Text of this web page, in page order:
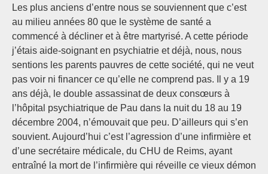
Les plus anciens d’entre nous se souviennent que c’est
au milieu années 80 que le système de santé a
commencé à décliner et à être martyrisé. A cette période
j’étais aide-soignant en psychiatrie et déjà, nous, nous
sentions les parents pauvres de cette société, qui ne veut
pas voir ni financer ce qu’elle ne comprend pas. Il y a 19
ans déjà, le double assassinat de deux consœurs à
l’hôpital psychiatrique de Pau dans la nuit du 18 au 19
décembre 2004, n’émouvait que peu. D’ailleurs qui s’en
souvient. Aujourd’hui c’est l’agression d’une infirmière et
d’une secrétaire médicale, du CHU de Reims, ayant
entraîné la mort de l’infirmière qui réveille ce vieux démon